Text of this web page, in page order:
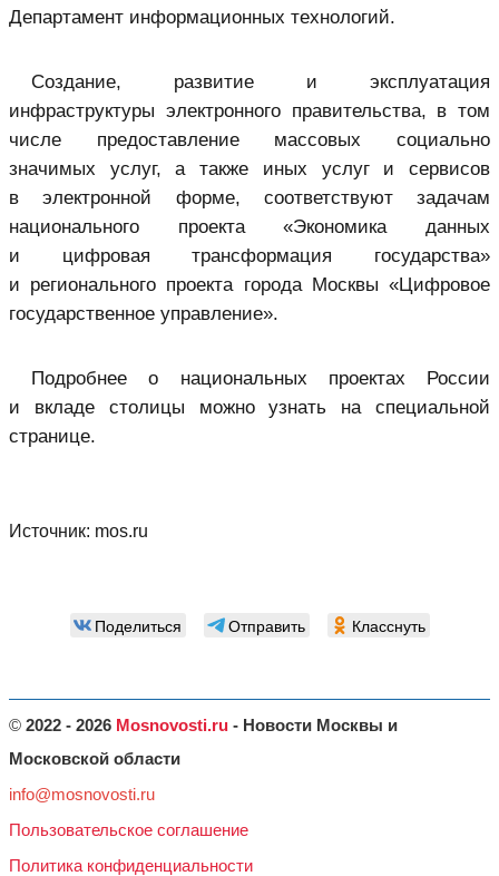
Департамент информационных технологий.
Создание, развитие и эксплуатация
инфраструктуры электронного правительства, в том
числе предоставление массовых социально
значимых услуг, а также иных услуг и сервисов
в электронной форме, соответствуют задачам
национального проекта «Экономика данных
и цифровая трансформация государства»
и регионального проекта города Москвы «Цифровое
государственное управление».
Подробнее о национальных проектах России
и вкладе столицы можно узнать на специальной
странице.
Источник: mos.ru
Поделиться Отправить Класснуть
© 2022 - 2026 Mosnovosti.ru - Новости Москвы и
Московской области
info@mosnovosti.ru
Пользовательское соглашение
Политика конфиденциальности